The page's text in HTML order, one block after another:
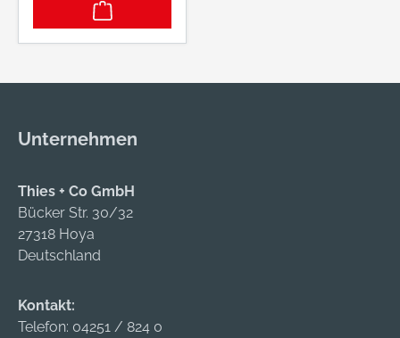
Unternehmen
Thies + Co GmbH
Bücker Str. 30/32
27318 Hoya
Deutschland
Kontakt:
Telefon: 04251 / 824 0